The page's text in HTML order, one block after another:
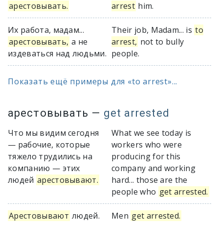
арестовывать.
arrest him.
Их работа, мадам...
арестовывать, а не
издеваться над людьми.
Their job, Madam... is to
arrest, not to bully
people.
Показать ещё примеры для «to arrest»...
арестовывать — get arrested
Что мы видим сегодня
— рабочие, которые
тяжело трудились на
компанию — этих
людей арестовывают.
What we see today is
workers who were
producing for this
company and working
hard... those are the
people who get arrested.
Арестовывают людей. Men get arrested.